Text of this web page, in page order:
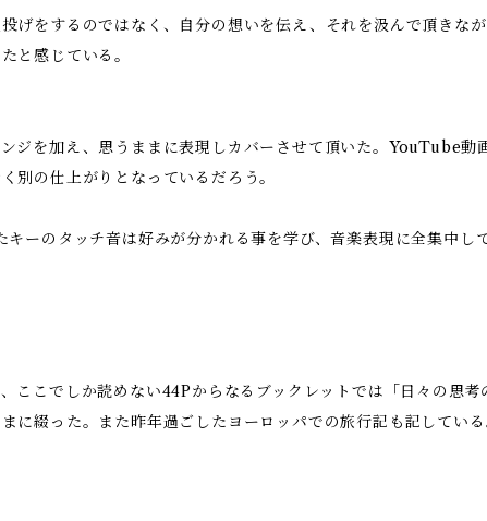
げをするのではなく、自分の想いを伝え、それを汲んで頂きな
と感じている。
ジを加え、思うままに表現しカバーさせて頂いた。YouTube動
別の仕上がりとなっているだろう。
キーのタッチ音は好みが分かれる事を学び、音楽表現に全集中し
ここでしか読めない44Pからなるブックレットでは「日々の思
に綴った。また昨年過ごしたヨーロッパでの旅行記も記している